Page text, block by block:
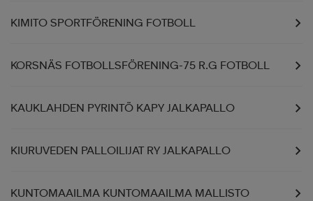
KIMITO SPORTFÖRENING FOTBOLL
KORSNÄS FOTBOLLSFÖRENING-75 R.G FOTBOLL
KAUKLAHDEN PYRINTÖ KAPY JALKAPALLO
KIURUVEDEN PALLOILIJAT RY JALKAPALLO
KUNTOMAAILMA KUNTOMAAILMA MALLISTO